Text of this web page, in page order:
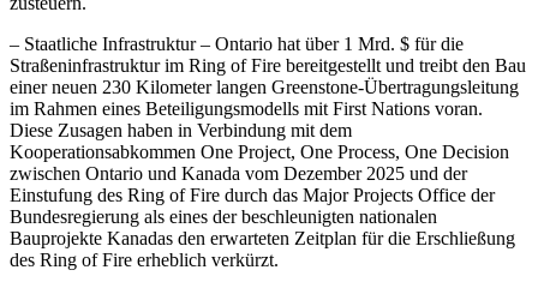
– Staatliche Infrastruktur – Ontario hat über 1 Mrd. $ für die
Straßeninfrastruktur im Ring of Fire bereitgestellt und treibt den Bau
einer neuen 230 Kilometer langen Greenstone-Übertragungsleitung
im Rahmen eines Beteiligungsmodells mit First Nations voran.
Diese Zusagen haben in Verbindung mit dem
Kooperationsabkommen One Project, One Process, One Decision
zwischen Ontario und Kanada vom Dezember 2025 und der
Einstufung des Ring of Fire durch das Major Projects Office der
Bundesregierung als eines der beschleunigten nationalen
Bauprojekte Kanadas den erwarteten Zeitplan für die Erschließung
des Ring of Fire erheblich verkürzt.